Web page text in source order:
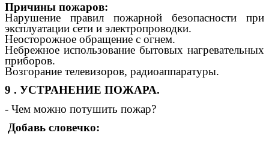
Причины пожаров:
Нарушение правил пожарной безопасности при
эксплуатации сети и электропроводки.
Неосторожное обращение с огнем.
Небрежное использование бытовых нагревательных
приборов.
Возгорание телевизоров, радиоаппаратуры.
9 . УСТРАНЕНИЕ ПОЖАРА.
- Чем можно потушить пожар?
Добавь словечко: